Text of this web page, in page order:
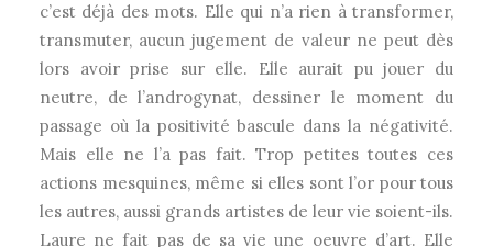
c’est déjà des mots. Elle qui n’a rien à transformer,
transmuter, aucun jugement de valeur ne peut dès
lors avoir prise sur elle. Elle aurait pu jouer du
neutre, de l’androgynat, dessiner le moment du
passage où la positivité bascule dans la négativité.
Mais elle ne l’a pas fait. Trop petites toutes ces
actions mesquines, même si elles sont l’or pour tous
les autres, aussi grands artistes de leur vie soient-ils.
Laure ne fait pas de sa vie une oeuvre d’art. Elle